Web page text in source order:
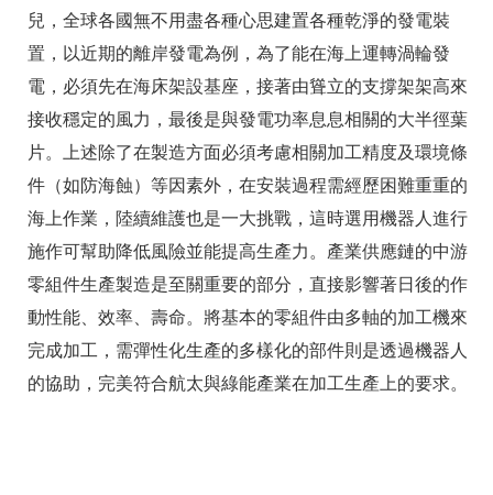
兒，全球各國無不用盡各種心思建置各種乾淨的發電裝
置，以近期的離岸發電為例，為了能在海上運轉渦輪發
電，必須先在海床架設基座，接著由聳立的支撐架架高來
接收穩定的風力，最後是與發電功率息息相關的大半徑葉
片。上述除了在製造方面必須考慮相關加工精度及環境條
件（如防海蝕）等因素外，在安裝過程需經歷困難重重的
海上作業，陸續維護也是一大挑戰，這時選用機器人進行
施作可幫助降低風險並能提高生產力。產業供應鏈的中游
零組件生產製造是至關重要的部分，直接影響著日後的作
動性能、效率、壽命。將基本的零組件由多軸的加工機來
完成加工，需彈性化生產的多樣化的部件則是透過機器人
的協助，完美符合航太與綠能產業在加工生產上的要求。